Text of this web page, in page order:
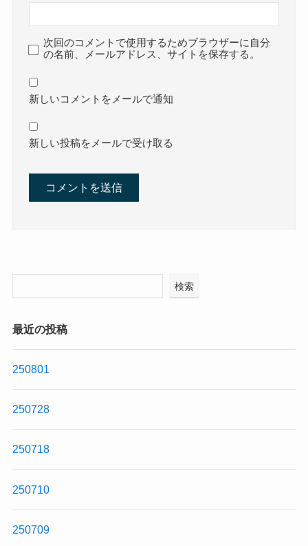
次回のコメントで使用するためブラウザーに自分
の名前、メールアドレス、サイトを保存する。
新しいコメントをメールで通知
新しい投稿をメールで受け取る
検索
最近の投稿
250801
250728
250718
250710
250709